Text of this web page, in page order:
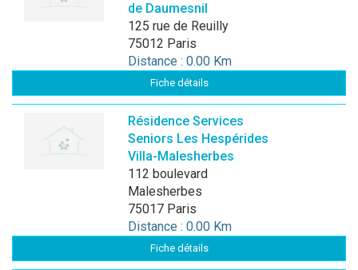
de Daumesnil
125 rue de Reuilly
75012 Paris
Distance : 0.00 Km
Fiche détails
Résidence Services
Seniors Les Hespérides
Villa-Malesherbes
112 boulevard
Malesherbes
75017 Paris
Distance : 0.00 Km
Fiche détails